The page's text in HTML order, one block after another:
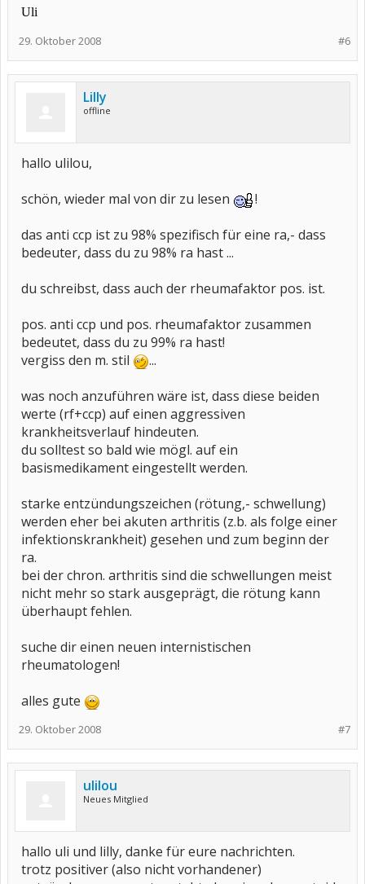
Uli
#6
29. Oktober 2008
Lilly
offline
hallo ulilou,
schön, wieder mal von dir zu lesen
!
das anti ccp ist zu 98% spezifisch für eine ra,- dass
bedeuter, dass du zu 98% ra hast ...
du schreibst, dass auch der rheumafaktor pos. ist.
pos. anti ccp und pos. rheumafaktor zusammen
bedeutet, dass du zu 99% ra hast!
vergiss den m. stil
...
was noch anzuführen wäre ist, dass diese beiden
werte (rf+ccp) auf einen aggressiven
krankheitsverlauf hindeuten.
du solltest so bald wie mögl. auf ein
basismedikament eingestellt werden.
starke entzündungszeichen (rötung,- schwellung)
werden eher bei akuten arthritis (z.b. als folge einer
infektionskrankheit) gesehen und zum beginn der
ra.
bei der chron. arthritis sind die schwellungen meist
nicht mehr so stark ausgeprägt, die rötung kann
überhaupt fehlen.
suche dir einen neuen internistischen
rheumatologen!
alles gute
#7
29. Oktober 2008
ulilou
Neues Mitglied
hallo uli und lilly, danke für eure nachrichten.
trotz positiver (also nicht vorhandener)